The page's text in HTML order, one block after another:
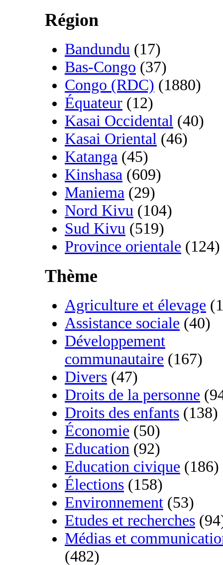
Région
Bandundu (17)
Bas-Congo (37)
Congo (RDC) (1880)
Équateur (12)
Kasai Occidental (40)
Kasai Oriental (46)
Katanga (45)
Kinshasa (609)
Maniema (29)
Nord Kivu (104)
Sud Kivu (519)
Province orientale (124)
Thème
Agriculture et élevage
Assistance sociale (40)
Développement
communautaire (167)
Divers (47)
Droits de la personne
Droits des enfants (138)
Économie (50)
Education (92)
Education civique (186)
Élections (158)
Environnement (53)
Etudes et recherches
Médias et
(482)